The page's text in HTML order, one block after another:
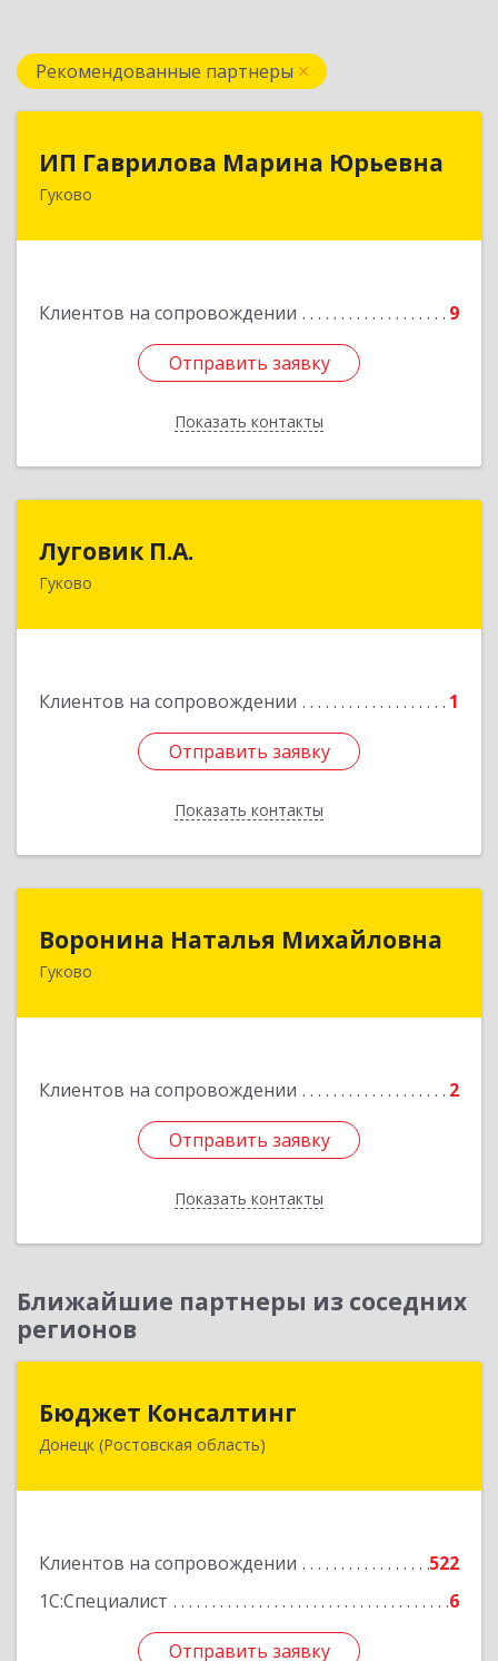
Рекомендованные партнеры
ИП Гаврилова Марина Юрьевна
Гуково
Клиентов на сопровождении 9
Отправить заявку
Показать контакты
Отправить заявку
Назад
Луговик П.А.
Гуково
Клиентов на сопровождении 1
Отправить заявку
Показать контакты
Отправить заявку
Назад
Воронина Наталья Михайловна
Гуково
Клиентов на сопровождении 2
Отправить заявку
Показать контакты
Воронина Наталья Михайловна
Отправить заявку
Назад
Ближайшие партнеры из соседних
регионов
Бюджет Консалтинг
Донецк (Ростовская область)
Клиентов на сопровождении
522
1С:Специалист
6
Отправить заявку
346338, Ростовская обл, г.о. Город Донецк,
Отправить заявку